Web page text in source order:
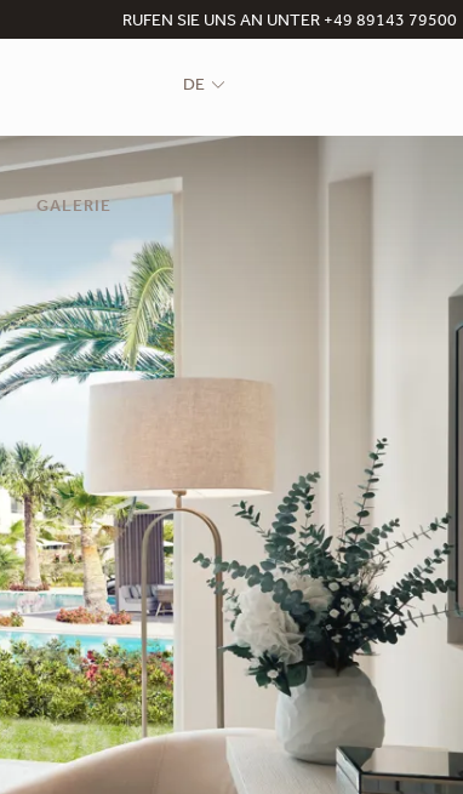
RUFEN SIE UNS AN UNTER +49 89143 79500
GALERIE
DE